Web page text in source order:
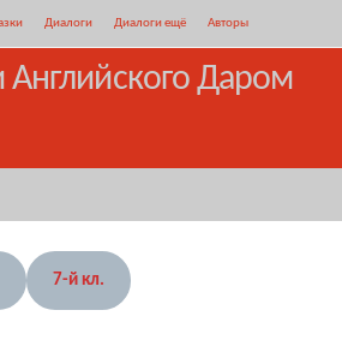
Диалоги Диалоги ещё Авторы
Даром
7-й кл.